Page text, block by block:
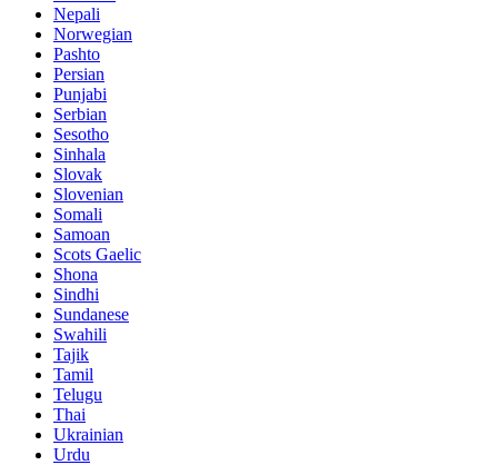
Nepali
Norwegian
Pashto
Persian
Punjabi
Serbian
Sesotho
Sinhala
Slovak
Slovenian
Somali
Samoan
Scots Gaelic
Shona
Sindhi
Sundanese
Swahili
Tajik
Tamil
Telugu
Thai
Ukrainian
Urdu